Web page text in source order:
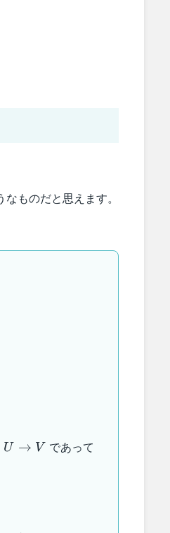
ものだと思えます。
U → V であって